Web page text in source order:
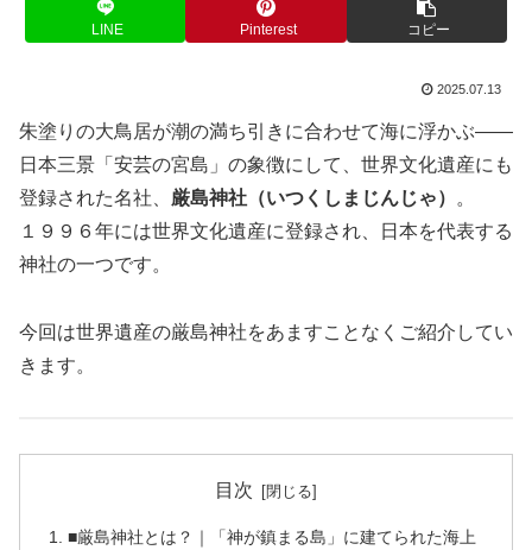
LINE Pinterest コピー
2025.07.13
朱塗りの大鳥居が潮の満ち引きに合わせて海に浮かぶ――
日本三景「安芸の宮島」の象徴にして、世界文化遺産にも
登録された名社、 厳島神社（いつくしまじんじゃ）
。
１９９６年には世界文化遺産に登録され、日本を代表する
神社の一つです。
今回は世界遺産の厳島神社をあますことなくご紹介してい
きます。
目次
■厳島神社とは？｜「神が鎮まる島」に建てられた海上